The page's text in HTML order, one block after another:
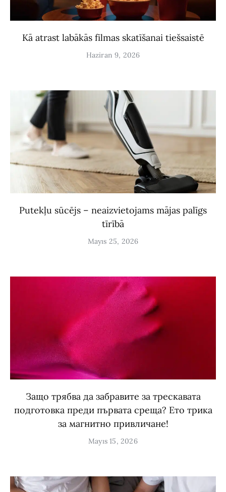
Kā atrast labākās filmas skatīšanai tiešsaistē
Haziran 9, 2026
Putekļu sūcējs – neaizvietojams mājas palīgs
tīrībā
Mayıs 25, 2026
Защо трябва да забравите за трескавата
подготовка преди първата среща? Ето трика
за магнитно привличане!
Mayıs 15, 2026